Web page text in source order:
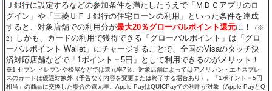
Ｊ銀行に設定するなどの参加条件を満たしたうえで「ＭＤＣアプリのロ
グイン」や「三菱ＵＦＪ銀行の住宅ローンの利用」といった条件を達成
すると、対象店舗での利用分が最大20％グローバルポイント還元に！
（※
2）
しかも、カードの利用で獲得できる「グローバルポイント」は「グロ
ーバルポイント Wallet」にチャージすることで、全国のVisaのタッチ決
済対応店舗などで「1ポイント＝5円」として利用できるのがメリット！
※1 セブン‐イレブンや松屋などでは還元率7％。対象店舗によってはアメリカン・エキスプレ
スのカードは優遇対象外（予告なく内容を変更または終了する場合あり）。「1ポイント＝5円
相当」の商品に交換した場合の還元率。Apple PayはQUICPayでの利用が対象（Apple PayとQ